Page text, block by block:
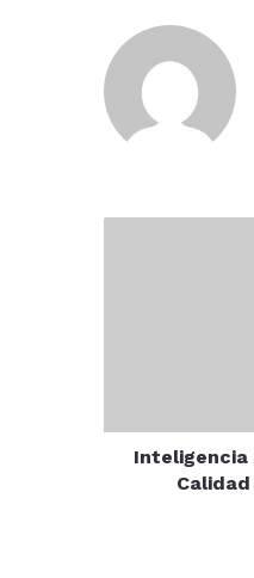
en
Inteligencia